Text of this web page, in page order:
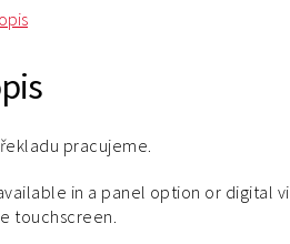
pracujeme.
in a panel option or digital
touchscreen.